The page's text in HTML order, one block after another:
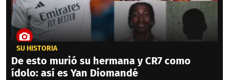
SU HISTORIA
De esto murió su hermana y CR7 como
ídolo: así es Yan Diomandé